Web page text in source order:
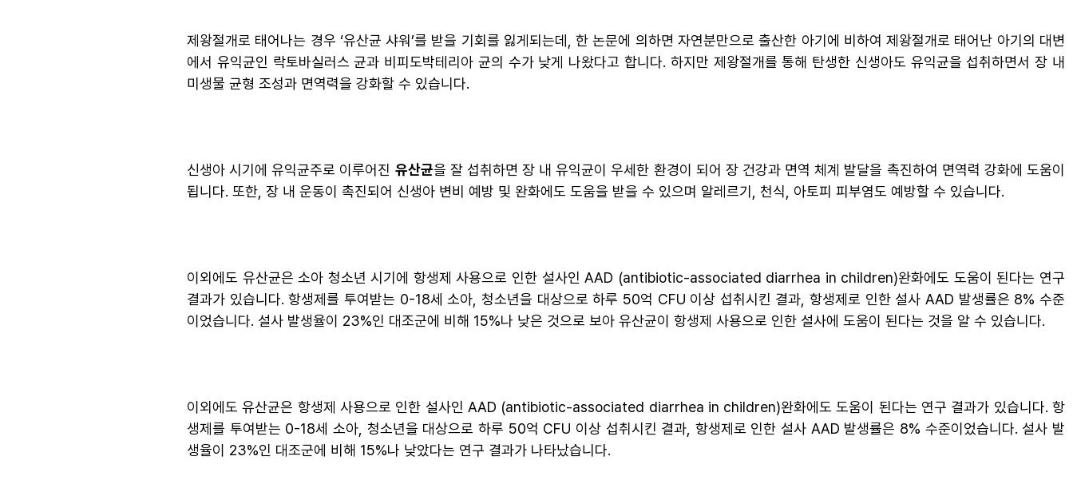
제왕절개로 태어나는 경우 ‘유산균 샤워’를 받을 기회를 잃게되는데, 한 논문에 의하면 자연분만으로 출산한 아기에 비하여 제왕절개로 태어난 아기의 대변
에서 유익균인 락토바실러스 균과 비피도박테리아 균의 수가 낮게 나왔다고 합니다. 하지만 제왕절개를 통해 탄생한 신생아도 유익균을 섭취하면서 장 내
미생물 균형 조성과 면역력을 강화할 수 있습니다.
신생아 시기에 유익균주로 이루어진 유산균을 잘 섭취하면 장 내 유익균이 우세한 환경이 되어 장 건강과 면역 체계 발달을 촉진하여 면역력 강화에 도움이
됩니다. 또한, 장 내 운동이 촉진되어 신생아 변비 예방 및 완화에도 도움을 받을 수 있으며 알레르기, 천식, 아토피 피부염도 예방할 수 있습니다.
이외에도 유산균은 소아 청소년 시기에 항생제 사용으로 인한 설사인 AAD (antibiotic-associated diarrhea in children)완화에도 도움이 된다는 연구
결과가 있습니다. 항생제를 투여받는 0-18세 소아, 청소년을 대상으로 하루 50억 CFU 이상 섭취시킨 결과, 항생제로 인한 설사 AAD 발생률은 8% 수준
이었습니다. 설사 발생율이 23%인 대조군에 비해 15%나 낮은 것으로 보아 유산균이 항생제 사용으로 인한 설사에 도움이 된다는 것을 알 수 있습니다.
이외에도 유산균은 항생제 사용으로 인한 설사인 AAD (antibiotic-associated diarrhea in children)완화에도 도움이 된다는 연구 결과가 있습니다. 항
생제를 투여받는 0-18세 소아, 청소년을 대상으로 하루 50억 CFU 이상 섭취시킨 결과, 항생제로 인한 설사 AAD 발생률은 8% 수준이었습니다. 설사 발
생율이 23%인 대조군에 비해 15%나 낮았다는 연구 결과가 나타났습니다.